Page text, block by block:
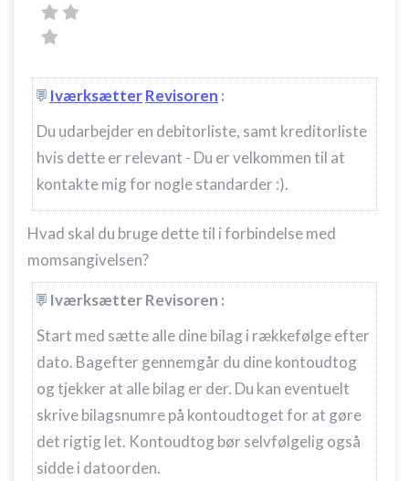
IværksætterRevisoren :
Du udarbejder en debitorliste, samt kreditorliste
hvis dette er relevant - Du er velkommen til at
kontakte mig for nogle standarder :).
Hvad skal du bruge dette til i forbindelse med
momsangivelsen?
Iværksætter Revisoren :
Start med sætte alle dine bilag i rækkefølge efter
dato. Bagefter gennemgår du dine kontoudtog
og tjekker at alle bilag er der. Du kan eventuelt
skrive bilagsnumre på kontoudtoget for at gøre
det rigtig let. Kontoudtog bør selvfølgelig også
sidde i datoorden.